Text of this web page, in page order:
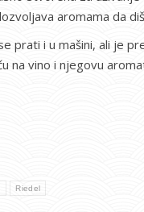
aromama da
prati i u mašini, ali je
na vino i njegovu
Riedel